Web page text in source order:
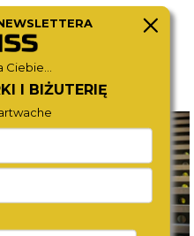
I BIŻUTERIĘ